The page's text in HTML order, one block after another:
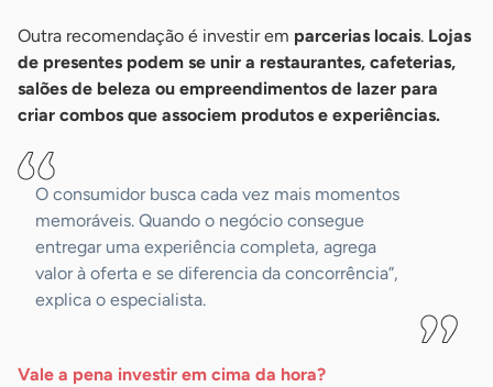
Outra recomendação é investir em parcerias locais. Lojas
de presentes podem se unir a restaurantes, cafeterias,
salões de beleza ou empreendimentos de lazer para
criar combos que associem produtos e experiências.
O consumidor busca cada vez mais momentos
memoráveis. Quando o negócio consegue
entregar uma experiência completa, agrega
valor à oferta e se diferencia da concorrência”,
explica o especialista.
Vale a pena investir em cima da hora?